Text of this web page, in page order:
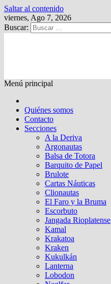
Saltar al contenido
viernes, Ago 7, 2026
Buscar:
Menú principal
Quiénes somos
Contacto
Secciones
A la Deriva
Argonautas
Balsa de Totora
Barquito de Papel
Brulote
Cartas Náuticas
Clionautas
El Faro y la Bruma
Escorbuto
Jangada Rioplatense
Kamal
Krakatoa
Kraken
Kukulkán
Lanterna
Lobodon